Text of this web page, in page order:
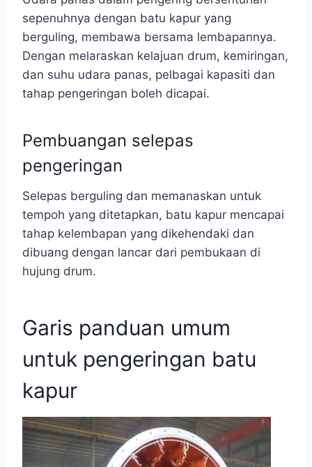
sepenuhnya dengan batu kapur yang
berguling, membawa bersama lembapannya.
Dengan melaraskan kelajuan drum, kemiringan,
dan suhu udara panas, pelbagai kapasiti dan
tahap pengeringan boleh dicapai.
Pembuangan selepas
pengeringan
Selepas berguling dan memanaskan untuk
tempoh yang ditetapkan, batu kapur mencapai
tahap kelembapan yang dikehendaki dan
dibuang dengan lancar dari pembukaan di
hujung drum.
Garis panduan umum
untuk pengeringan batu
kapur